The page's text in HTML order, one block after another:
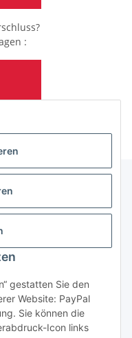
gestatten Sie den
Website: PayPal
Sie können die
Icon links
: